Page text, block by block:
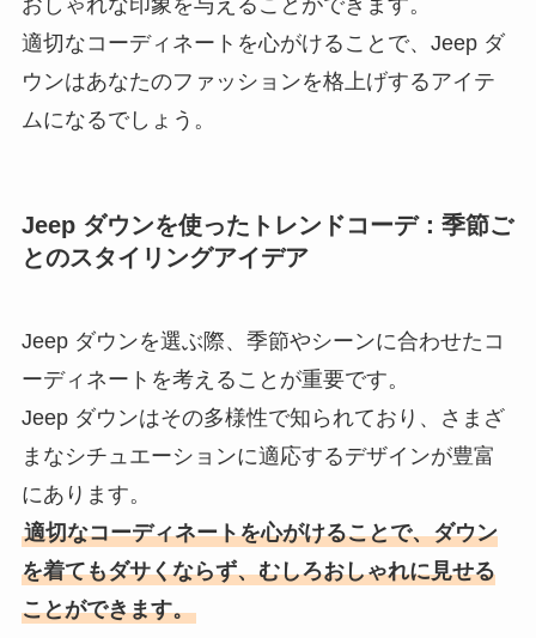
おしゃれな印象を与えることができます。
適切なコーディネートを心がけることで、Jeep ダ
ウンはあなたのファッションを格上げするアイテ
ムになるでしょう。
Jeep ダウンを使ったトレンドコーデ：季節ご
とのスタイリングアイデア
Jeep ダウンを選ぶ際、季節やシーンに合わせたコ
ーディネートを考えることが重要です。
Jeep ダウンはその多様性で知られており、さまざ
まなシチュエーションに適応するデザインが豊富
にあります。
適切なコーディネートを心がけることで、ダウン
を着てもダサくならず、むしろおしゃれに見せる
ことができます。